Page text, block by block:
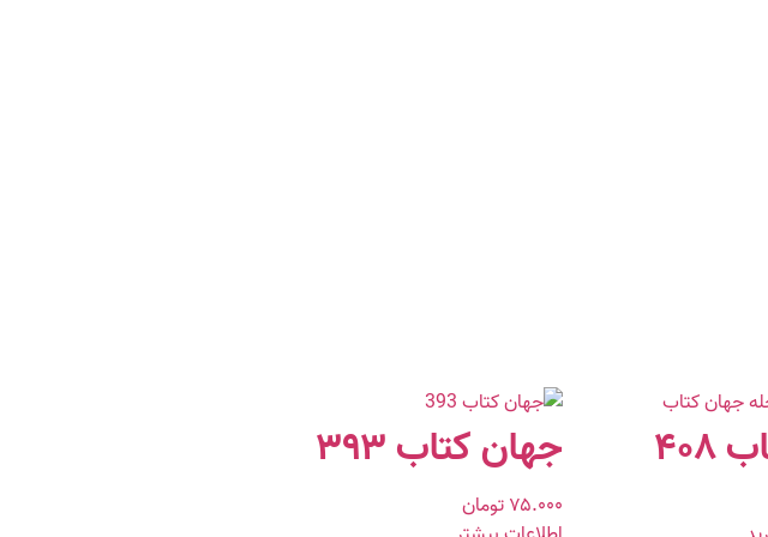
جهان کتاب ۳۹۳
۷۵.۰۰۰ تومان